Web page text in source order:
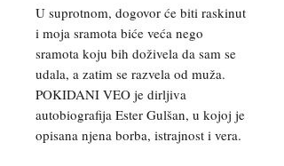
U suprotnom, dogovor će biti raskinut
i moja sramota biće veća nego
sramota koju bih doživela da sam se
udala, a zatim se razvela od muža.
POKIDANI VEO je dirljiva
autobiografija Ester Gulšan, u kojoj je
opisana njena borba, istrajnost i vera.